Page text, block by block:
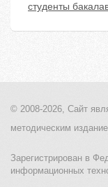
студенты
© 2008-2026, Сайт
методическим
Зарегистрирован в
информационных